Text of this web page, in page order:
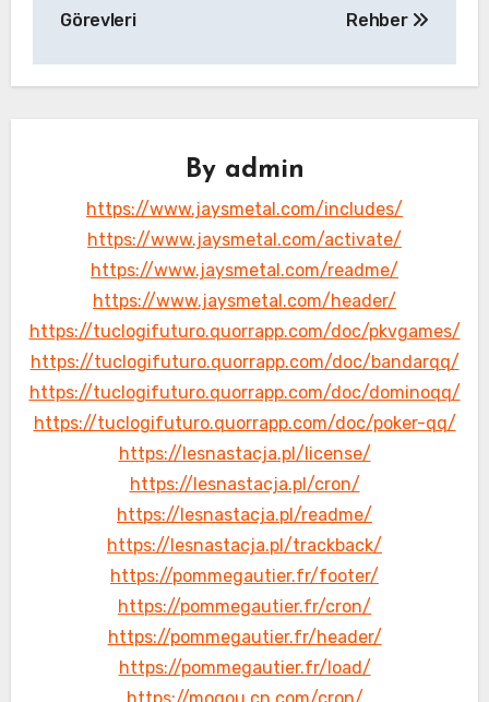
Görevleri
Rehber
By admin
https://www.jaysmetal.com/includes/
https://www.jaysmetal.com/activate/
https://www.jaysmetal.com/readme/
https://www.jaysmetal.com/header/
https://tuclogifuturo.quorrapp.com/doc/pkvgames/
https://tuclogifuturo.quorrapp.com/doc/bandarqq/
https://tuclogifuturo.quorrapp.com/doc/dominoqq/
https://tuclogifuturo.quorrapp.com/doc/poker-qq/
https://lesnastacja.pl/license/
https://lesnastacja.pl/cron/
https://lesnastacja.pl/readme/
https://lesnastacja.pl/trackback/
https://pommegautier.fr/footer/
https://pommegautier.fr/cron/
https://pommegautier.fr/header/
https://pommegautier.fr/load/